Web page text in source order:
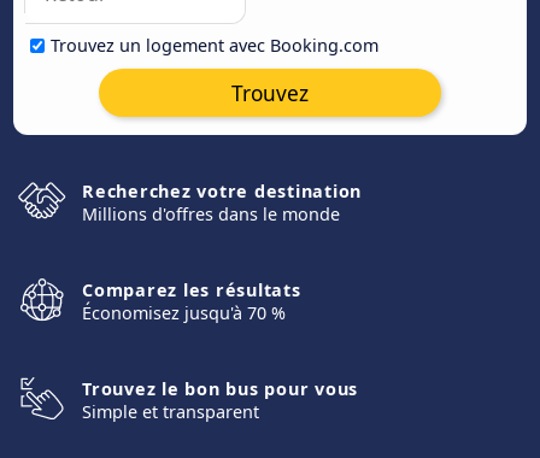
Trouvez un logement avec Booking.com
Trouvez
Recherchez votre destination
Millions d'offres dans le monde
Comparez les résultats
Économisez jusqu'à 70 %
Trouvez le bon bus pour vous
Simple et transparent